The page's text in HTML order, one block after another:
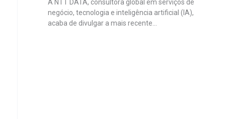
A NTT DATA, consultora global em serviços de
negócio, tecnologia e inteligência artificial (IA),
acaba de divulgar a mais recente...